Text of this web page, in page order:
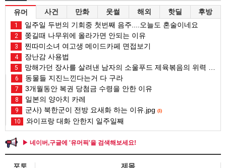
유머 사건 만화 웃썰 해외 핫딜 후방
1 일주일 두번의 기회중 첫번째 음주....오늘도 혼술이네요
2 쫒길때 나무위에 올라가면 안되는 이유
3 찐따미소녀 여고생 메이드카페 면접보기
4 장난감 사용법
5 망해가던 장사를 살려낸 남자의 소울푸드 제육볶음의 위력 ㅋㅋ
6 동물들 지진느낀다는거 다 구라
7 3개월동안 복권 당첨금 수령을 안한 이유
8 일본의 양아치 카레
9 군사) 북한군이 전방 요새화 하는 이유.jpg (1)
10 와이프랑 대화 안한지 일주일째
▶ 네이버,구글에 '유머픽'을 검색해보세요!
포토 제목